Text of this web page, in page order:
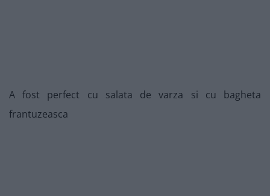
A fost perfect cu salata de varza si cu bagheta
frantuzeasca